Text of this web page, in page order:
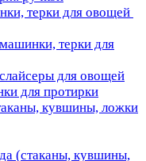
терки для овощей
терки для
для овощей
для протирки
кувшины, ложки
(стаканы, кувшины,